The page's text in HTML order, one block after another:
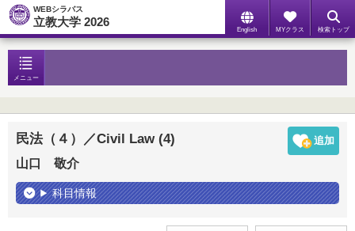
WEBシラバス
立教大学 2026
English MYクラス 検索トップ
メニュー
民法（４）／Civil Law (4)
山口 敬介
科目情報